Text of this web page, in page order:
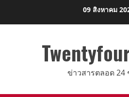
09 สิงหาคม
ข่าวสารตลอด 24